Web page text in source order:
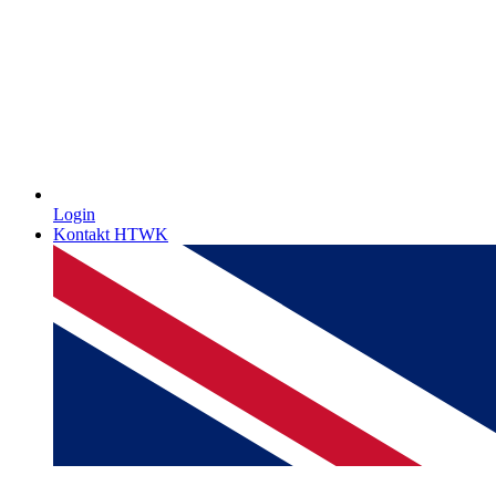
Login
Kontakt HTWK